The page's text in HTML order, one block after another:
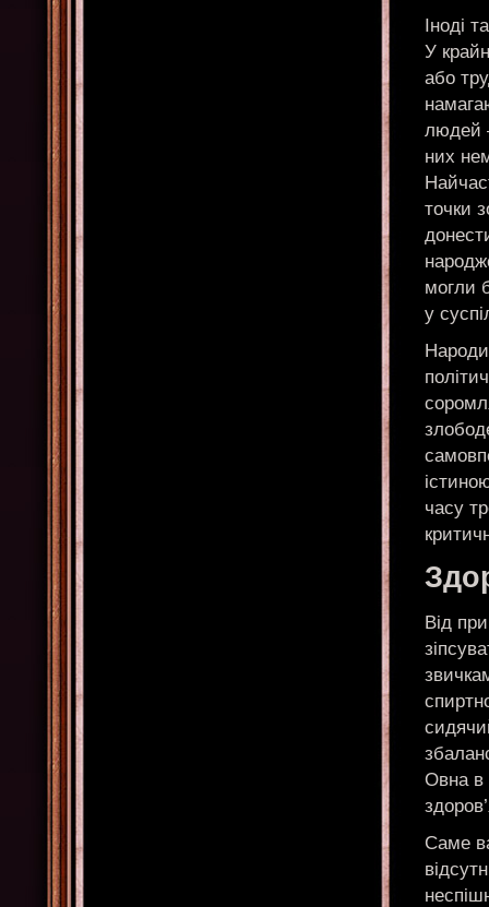
Іноді
У
або
людей
них
точки
могли
у
часу
Від
Овна в
Саме